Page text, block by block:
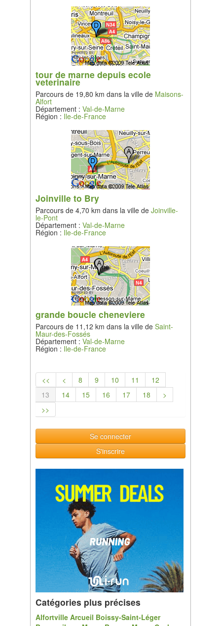
tour de marne depuis ecole
veterinaire
Parcours de 19,80 km dans la ville de Maisons-
Alfort
Département :Val-de-Marne
Région : Ile-de-France
Joinville to Bry
Parcours de 4,70 km dans la ville deJoinville-
le-Pont
Département :Val-de-Marne
Région : Ile-de-France
grande boucle cheneviere
Parcours de 11,12 km dans la ville deSaint-
Maur-des-Fossés
Département :Val-de-Marne
Région : Ile-de-France
<< < 8 9 10 11
12
13
14 15 16 17 18
>
>>
Se connecter
S'inscrire
Catégories plus précises
Alfortville Arcueil Boissy-Saint-Léger